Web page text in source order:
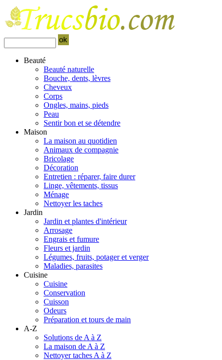
Beauté
Beauté naturelle
Bouche, dents, lèvres
Cheveux
Corps
Ongles, mains, pieds
Peau
Sentir bon et se détendre
Maison
La maison au quotidien
Animaux de compagnie
Bricolage
Décoration
Entretien : réparer, faire durer
Linge, vêtements, tissus
Ménage
Nettoyer les taches
Jardin
Jardin et plantes d'intérieur
Arrosage
Engrais et fumure
Fleurs et jardin
Légumes, fruits, potager et verger
Maladies, parasites
Cuisine
Cuisine
Conservation
Cuisson
Odeurs
Préparation et tours de main
A-Z
Solutions de A à Z
La maison de A à Z
Nettoyer taches A à Z